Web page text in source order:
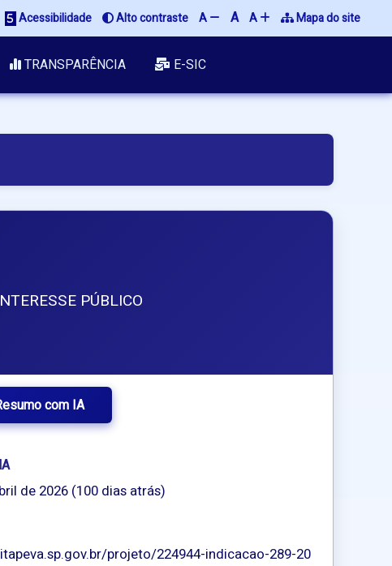
Acessibilidade Alto contraste A A A Mapa do site
TRANSPARÊNCIA E-SIC
PÚBLICO
com IA
de 2026 (100 dias atrás)
projeto/224944-indicacao-289-20